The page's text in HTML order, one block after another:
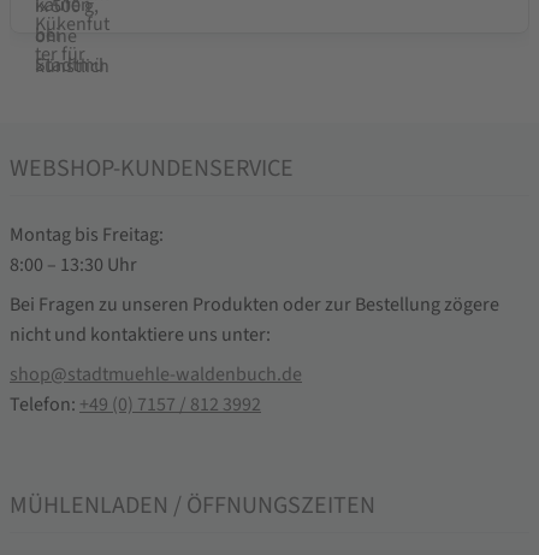
WEBSHOP-KUNDENSERVICE
Montag bis Freitag:
8:00 – 13:30 Uhr
Bei Fragen zu unseren Produkten oder zur Bestellung zögere
nicht und kontaktiere uns unter:
shop@stadtmuehle-waldenbuch.de
Telefon: +49 (0) 7157 / 812 3992
MÜHLENLADEN / ÖFFNUNGSZEITEN